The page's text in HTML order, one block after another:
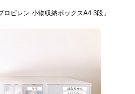
ピレン 小物収納ボックスA4 3段」